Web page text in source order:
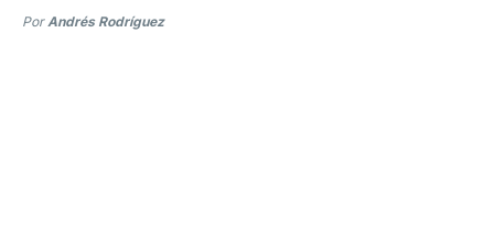
PorAndrés Rodríguez